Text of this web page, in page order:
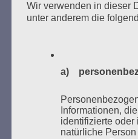
VERBRANNTEN
Donnerstag, 21. Mai
Zum 26. Mal gibt es eine
Wir verwenden in dieser
unter anderem die
a)
Informationen,
identifizierte oder
natürliche